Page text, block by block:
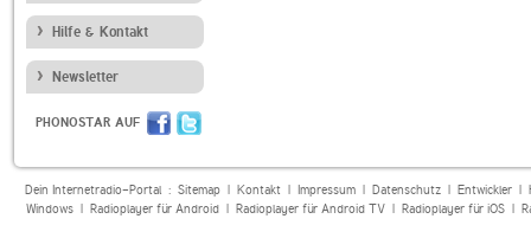
Hilfe & Kontakt
Newsletter
PHONOSTAR AUF
Dein Internetradio-Portal : Sitemap| Kontakt| Impressum| Datenschutz| Entwickler|
Windows| Radioplayer für Android| Radioplayer für Android TV| Radioplayer für iOS|